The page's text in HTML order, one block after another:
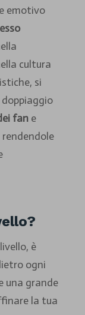
emotivo
cultura
si
fane
rendendole
è
ogni
una grande
la tua